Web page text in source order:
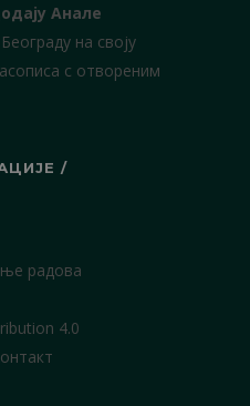
Анале
на своју
с отвореним
/
радова
4.0